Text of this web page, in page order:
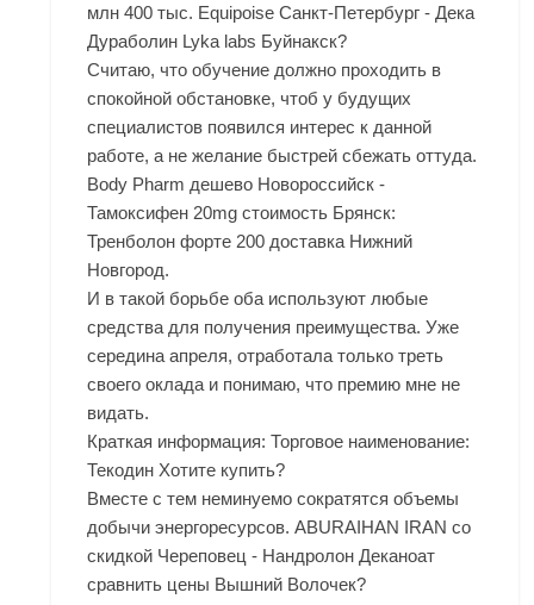
млн 400 тыс. Equipoise Санкт-Петербург - Дека
Дураболин Lyka labs Буйнакск?
Считаю, что обучение должно проходить в
спокойной обстановке, чтоб у будущих
специалистов появился интерес к данной
работе, а не желание быстрей сбежать оттуда.
Body Pharm дешево Новороссийск -
Тамоксифен 20mg стоимость Брянск:
Тренболон форте 200 доставка Нижний
Новгород.
И в такой борьбе оба используют любые
средства для получения преимущества. Уже
середина апреля, отработала только треть
своего оклада и понимаю, что премию мне не
видать.
Краткая информация: Торговое наименование:
Текодин Хотите купить?
Вместе с тем неминуемо сократятся объемы
добычи энергоресурсов. ABURAIHAN IRAN со
скидкой Череповец - Нандролон Деканоат
сравнить цены Вышний Волочек?